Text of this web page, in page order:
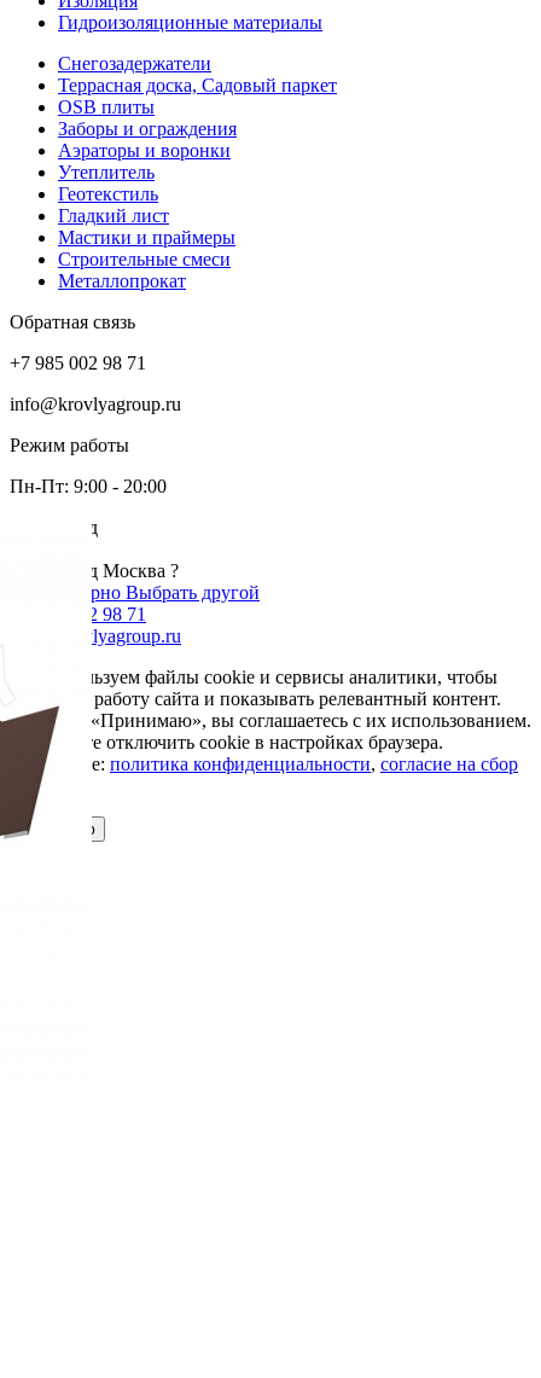
Гидроизоляционные материалы
Снегозадержатели
Террасная доска, Садовый паркет
OSB плиты
Заборы и ограждения
Аэраторы и воронки
Утеплитель
Геотекстиль
Гладкий лист
Мастики и праймеры
Строительные смеси
Металлопрокат
Обратная связь
+7 985 002 98 71
info@krovlyagroup.ru
Режим работы
Пн-Пт: 9:00 - 20:00
Ваш город
Ваш город Москва ?
Да, все верно Выбрать другой
+7 985 002 98 71
info@krovlyagroup.ru
Мы используем файлы cookie и сервисы аналитики, чтобы
улучшить работу сайта и показывать релевантный контент.
Нажимая «Принимаю», вы соглашаетесь с их использованием.
Вы можете отключить cookie в настройках браузера.
Подробнее: политика конфиденциальности, согласие на сбор
cookie
Принимаю